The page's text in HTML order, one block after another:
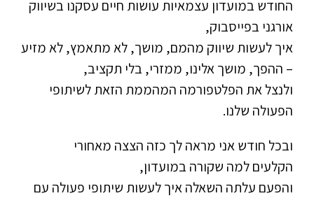
החודש במועדון עצמאיות עושות חיים עסקנו בשיווק
אורגני בפייסבוק,
איך לעשות שיווק מהמם, מושך, לא מתאמץ, לא מזיע
– ההפך, מושך אלינו, ממזרי, בלי תקציב,
ולנצל את הפלטפורמה המהממת הזאת לשיתופי
הפעולה שלנו.
ובכל חודש אני מראה לך כזה הצצה מאחורי
הקלעים למה שקורה במועדון,
והפעם עלתה השאלה איך לעשות שיתופי פעולה עם